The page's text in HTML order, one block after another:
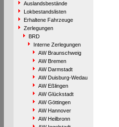
Auslandsbestände
Lokbestandslisten
Erhaltene Fahrzeuge
Zerlegungen
BRD
Interne Zerlegungen
AW Braunschweig
AW Bremen
AW Darmstadt
AW Duisburg-Wedau
AW Eßlingen
AW Glückstadt
AW Göttingen
AW Hannover
AW Heilbronn